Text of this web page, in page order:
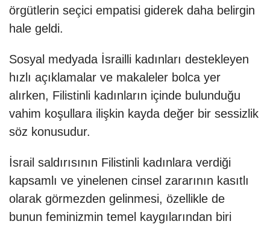
örgütlerin seçici empatisi giderek daha belirgin
hale geldi.
Sosyal medyada İsrailli kadınları destekleyen
hızlı açıklamalar ve makaleler bolca yer
alırken, Filistinli kadınların içinde bulunduğu
vahim koşullara ilişkin kayda değer bir sessizlik
söz konusudur.
İsrail saldırısının Filistinli kadınlara verdiği
kapsamlı ve yinelenen cinsel zararının kasıtlı
olarak görmezden gelinmesi, özellikle de
bunun feminizmin temel kaygılarından biri